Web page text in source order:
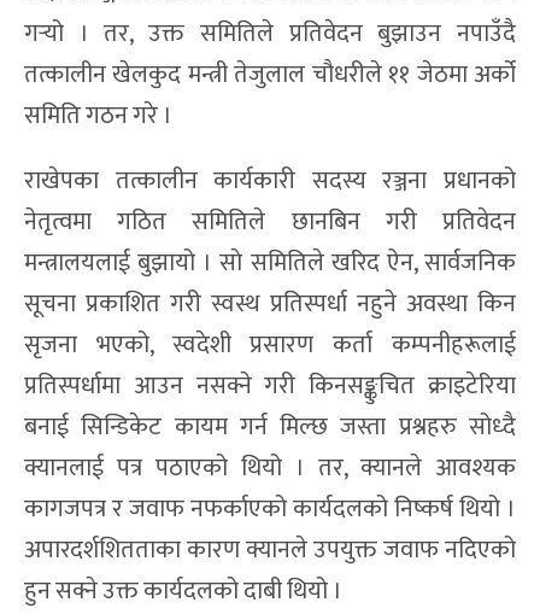
गर्‍यो । तर, उक्त समितिले प्रतिवेदन बुझाउन नपाउँदै
तत्कालीन खेलकुद मन्त्री तेजुलाल चौधरीले ११ जेठमा अर्को
समिति गठन गरे ।
राखेपका तत्कालीन कार्यकारी सदस्य रञ्जना प्रधानको
नेतृत्वमा गठित समितिले छानबिन गरी प्रतिवेदन
मन्त्रालयलाई बुझायो । साे समितिले खरिद ऐन, सार्वजनिक
सूचना प्रकाशित गरी स्वस्थ प्रतिस्पर्धा नहुने अवस्था किन
सृजना भएको, स्वदेशी प्रसारण कर्ता कम्पनीहरूलाई
प्रतिस्पर्धामा आउन नसक्ने गरी किनसङ्कुचित क्राइटेरिया
बनाई सिन्डिकेट कायम गर्न मिल्छ जस्ता प्रश्नहरु सोध्दै
क्यानलाई पत्र पठाएको थियो । तर, क्यानले आवश्यक
कागजपत्र र जवाफ नफर्काएको कार्यदलको निष्कर्ष थियो ।
अपारदर्शशितताका कारण क्यानले उपयुक्त जवाफ नदिएको
हुन सक्ने उक्त कार्यदलको दाबी थियो ।